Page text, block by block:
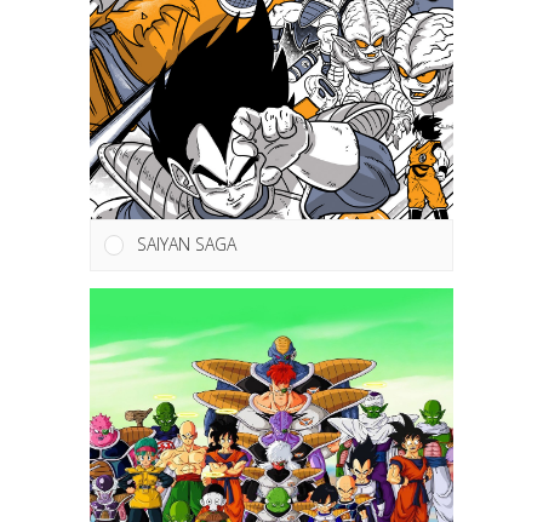
SAIYAN SAGA